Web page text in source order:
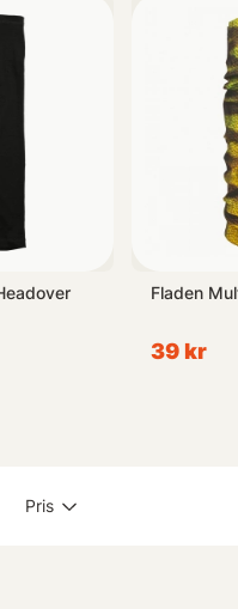
den perfekta
vid vattnet.
utrustning inom sportfiske!
likväl som erfarna
Fladen
39 kr
Pris